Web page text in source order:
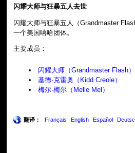
闪耀大师与狂暴五人去世
闪耀大师与狂暴五人（Grandmaster
一个美国嘻哈团体。
主要成员：
闪耀大师（Grandmaster Flash）
基德·克雷奥（Kidd Creole）
梅尔·梅尔（Melle Mel）
翻译： Français English Español